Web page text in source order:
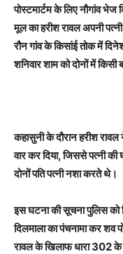
पोस्टमार्टम के लिए नौगांव भेज
मूल का हरीश रावल अपनी
रौन गांव के किसांई तोक में
शनिवार शाम को दोनों में
कहासुनी के दौरान हरीश रावल
वार कर दिया, जिससे पत्नी की
दोनों पति पत्नी नशा करते थे।
इस घटना की सूचना पुलिस को
दिलमाला का पंचनामा कर शव
रावल के खिलाफ धारा 302 के